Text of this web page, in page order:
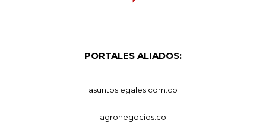
PORTALES ALIADOS:
asuntoslegales.com.co
agronegocios.co